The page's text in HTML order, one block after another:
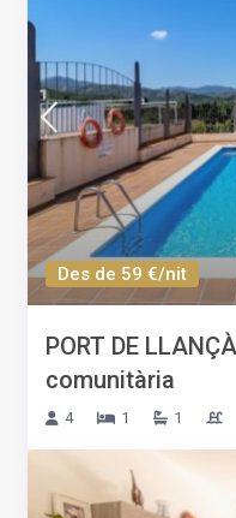
Des de 59 €/nit
PORT DE
comunitària
4 1 1